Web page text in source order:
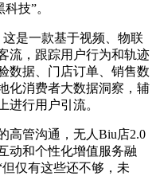
技”。
是一款基于视频、物联
流，跟踪用户行为和轨迹
数据、门店订单、销售数
化消费者大数据洞察，辅
进行用户引流。
高管沟通，无人Biu店2.0
动和个性化增值服务融
仅有这些还不够，未